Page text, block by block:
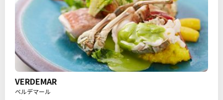
VERDEMAR
ベルデマール